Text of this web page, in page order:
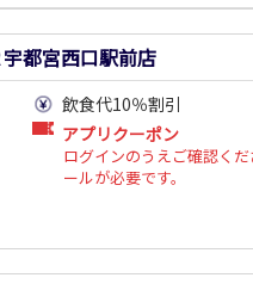
都宮西口駅前店
飲食代10％割引
アプリクーポン
ログインのうえご確認く
ールが必要です。